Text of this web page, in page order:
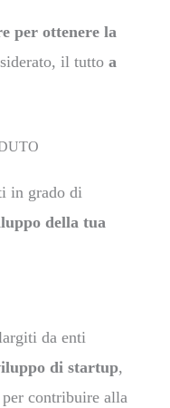
per ottenere la
il tutto a
in grado di
della tua
da enti
di startup,
contribuire alla